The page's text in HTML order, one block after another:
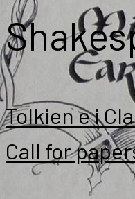
Tolkien e i
Call for